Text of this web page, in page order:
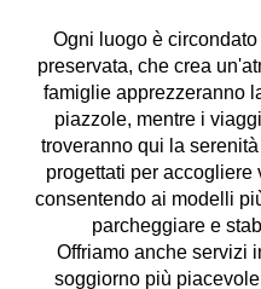
Ogni luogo è
preservata, che crea
famiglie apprezzeranno
piazzole, mentre i
troveranno qui la
progettati per
consentendo ai modelli
parcheggiare e
Offriamo anche servizi
soggiorno più